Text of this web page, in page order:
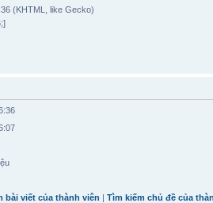
(KHTML, like Gecko)
bài viết của thành viên | Tìm kiếm chủ đề của